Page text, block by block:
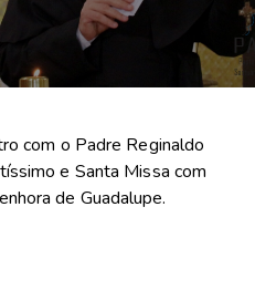
com o Padre Reginaldo
e Santa Missa com
de Guadalupe.